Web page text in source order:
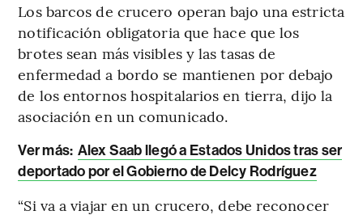
Los barcos de crucero operan bajo una estricta
notificación obligatoria que hace que los
brotes sean más visibles y las tasas de
enfermedad a bordo se mantienen por debajo
de los entornos hospitalarios en tierra, dijo la
asociación en un comunicado.
Ver más: Alex Saab llegó a Estados Unidos tras ser
deportado por el Gobierno de Delcy Rodríguez
“Si va a viajar en un crucero, debe reconocer